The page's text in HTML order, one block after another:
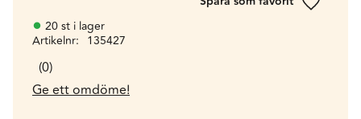
Lägg till
20 st i lager
Artikelnr
135427
0
Ge ett omdöme!